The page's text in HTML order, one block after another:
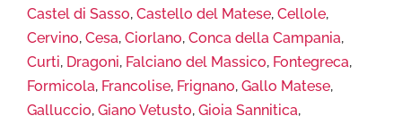
Castel di Sasso, Castello del Matese, Cellole,
Cervino, Cesa, Ciorlano, Conca della Campania,
Curti, Dragoni, Falciano del Massico, Fontegreca,
Formicola, Francolise, Frignano, Gallo Matese,
Galluccio, Giano Vetusto, Gioia Sannitica,